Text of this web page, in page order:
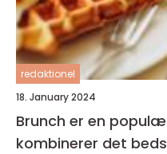
redaktionel
18. January 2024
Brunch er en
kombinerer det